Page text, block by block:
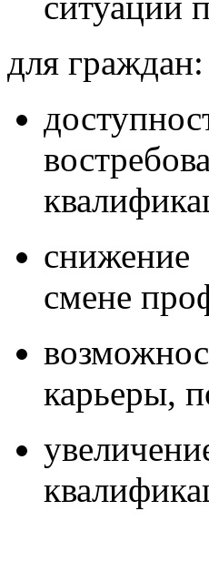
для граждан:
смене
карьеры,